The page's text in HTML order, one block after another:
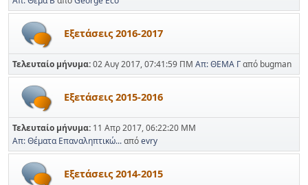
Εξετάσεις 2016-2017
Τελευταίο μήνυμα:02 Αυγ 2017, 07:41:59 ΠΜ Απ: ΘΕΜΑ Γαπό bugman
Εξετάσεις 2015-2016
Τελευταίο μήνυμα: 11 Απρ 2017, 06:22:20 ΜΜ
Απ: Θέματα Επαναληπτικώ...απόevry
Εξετάσεις 2014-2015